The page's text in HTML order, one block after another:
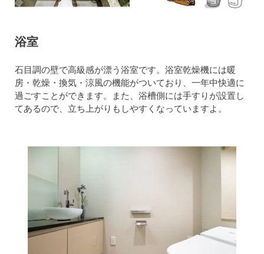
浴室
石目調の壁で高級感が漂う浴室です。浴室乾燥機には暖
房・乾燥・換気・涼風の機能がついており、一年中快適に
過ごすことができます。また、浴槽側には手すりが設置し
てあるので、立ち上がりもしやすくなっていますよ。